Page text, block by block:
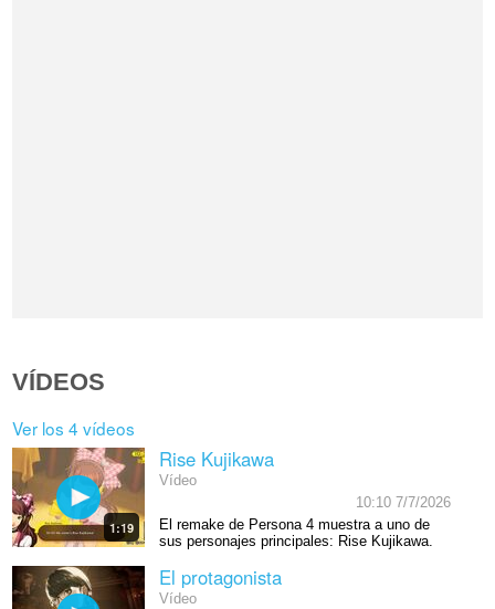
VÍDEOS
Ver los 4 vídeos
1:19
Rise Kujikawa
Vídeo
10:10 7/7/2026
El remake de Persona 4 muestra a uno de
sus personajes principales: Rise Kujikawa.
El protagonista
Vídeo